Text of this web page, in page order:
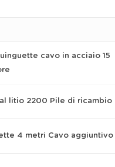
cavo in acciaio 15
litio 2200 Pile di ricambio
4 metri Cavo aggiuntivo